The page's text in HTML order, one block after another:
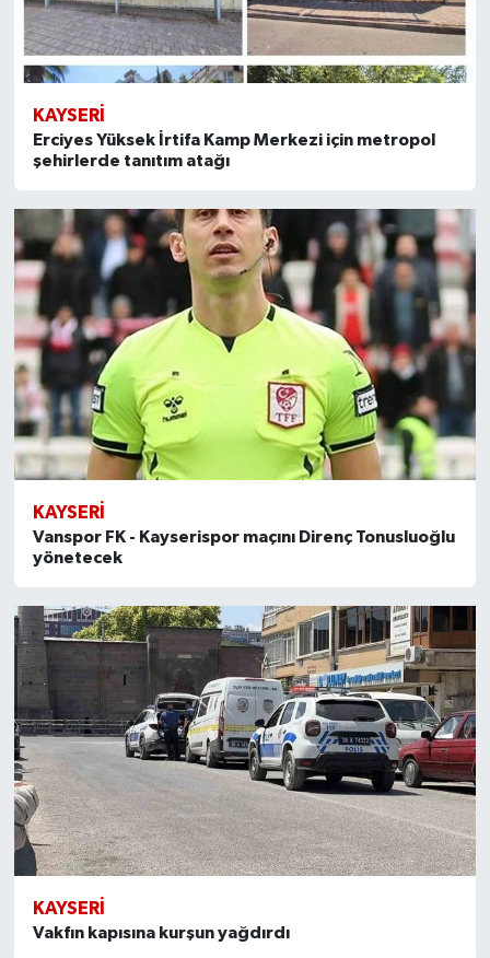
KAYSERI
Erciyes Yüksek İrtifa Kamp Merkezi için metropol
şehirlerde tanıtım atağı
KAYSERI
Vanspor FK - Kayserispor maçını Direnç Tonusluoğlu
yönetecek
KAYSERI
Vakfın kapısına kurşun yağdırdı